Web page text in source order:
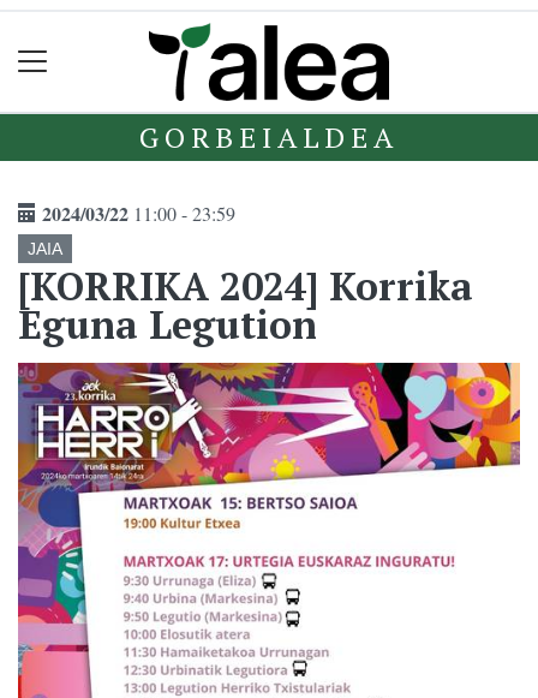
GORBEIALDEA
2024/03/22 11:00 - 23:59
JAIA
[KORRIKA 2024] Korrika
Eguna Legution